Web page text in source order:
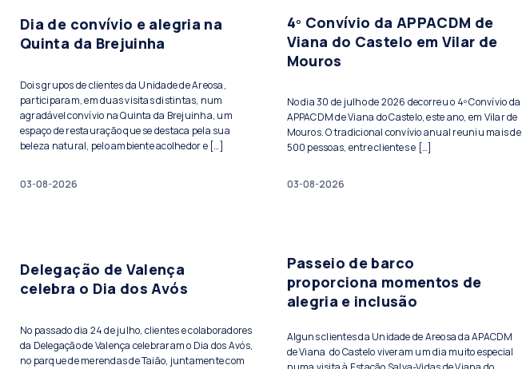
Dia de convívio e alegria na
Quinta da Brejuinha
Dois grupos de clientes da Unidade de Areosa,
participaram, em duas visitas distintas, num
agradável convívio na Quinta da Brejuinha, um
espaço de restauração que se destaca pela sua
beleza natural, pelo ambiente acolhedor e […]
03-08-2026
4º Convívio da APPACDM de
Viana do Castelo em Vilar de
Mouros
No dia 30 de julho de 2026 decorreu o 4º Convívio da
APPACDM de Viana do Castelo, este ano, em Vilar de
Mouros. O tradicional convívio anual reuniu mais de
500 pessoas, entre clientes e […]
03-08-2026
Delegação de Valença
celebra o Dia dos Avós
No passado dia 24 de julho, clientes e colaboradores
da Delegação de Valença celebraram o Dia dos Avós,
no parque de merendas de Taião, juntamente com
Passeio de barco
proporciona momentos de
alegria e inclusão
Alguns clientes da Unidade de Areosa da APACDM
de Viana do Castelo viveram um dia muito especial